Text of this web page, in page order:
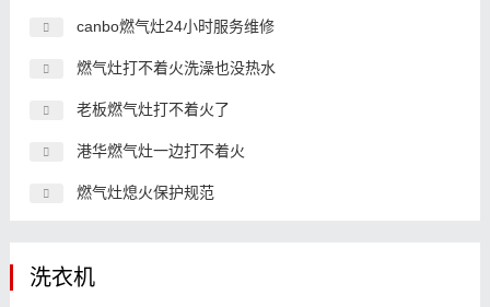
canbo燃气灶24小时服务维修
燃气灶打不着火洗澡也没热水
老板燃气灶打不着火了
港华燃气灶一边打不着火
燃气灶熄火保护规范
洗衣机